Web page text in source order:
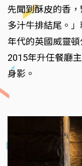
先聞到酥皮的香
多汁牛排結尾。
年代的英國威靈
2015年升任餐廳
身影。